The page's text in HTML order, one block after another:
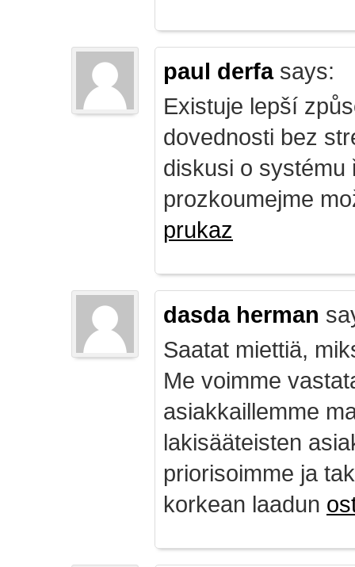
paul derfasays:
Existuje lepší
dovednosti bez
diskusi o
prozkoumejme
prukaz
dasda herman
Saatat miettiä,
Me voimme
asiakkaillemme
lakisääteisten
priorisoimme ja
korkean laadun